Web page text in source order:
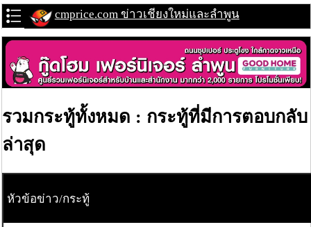
cmprice.com ข่าวเชียงใหม่และลำพูน
รวมกระทู้ทั้งหมด : กระทู้ที่มีการตอบกลับ
ล่าสุด
หัวข้อข่าว/กระทู้